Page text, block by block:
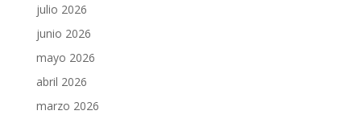
julio 2026
junio 2026
mayo 2026
abril 2026
marzo 2026